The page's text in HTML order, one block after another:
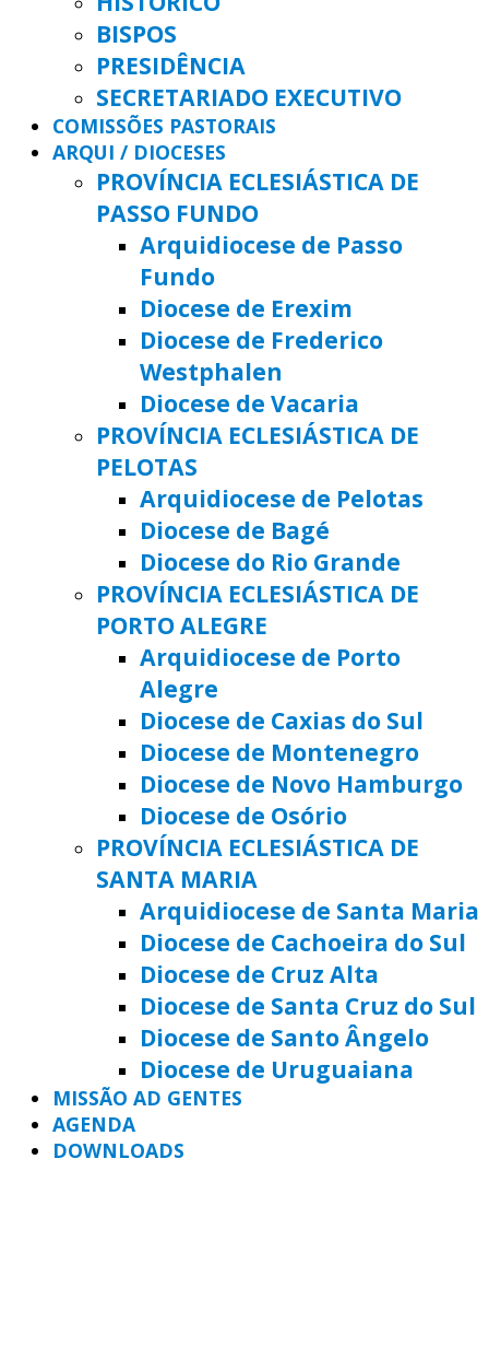
BISPOS
PRESIDÊNCIA
SECRETARIADO EXECUTIVO
COMISSÕES PASTORAIS
ARQUI / DIOCESES
PROVÍNCIA ECLESIÁSTICA DE
PASSO FUNDO
Arquidiocese de Passo
Fundo
Diocese de Erexim
Diocese de Frederico
Westphalen
Diocese de Vacaria
PROVÍNCIA ECLESIÁSTICA DE
PELOTAS
Arquidiocese de Pelotas
Diocese de Bagé
Diocese do Rio Grande
PROVÍNCIA ECLESIÁSTICA DE
PORTO ALEGRE
Arquidiocese de Porto
Alegre
Diocese de Caxias do Sul
Diocese de Montenegro
Diocese de Novo Hamburgo
Diocese de Osório
PROVÍNCIA ECLESIÁSTICA DE
SANTA MARIA
Arquidiocese de Santa Maria
Diocese de Cachoeira do Sul
Diocese de Cruz Alta
Diocese de Santa Cruz do Sul
Diocese de Santo Ângelo
Diocese de Uruguaiana
MISSÃO AD GENTES
AGENDA
DOWNLOADS